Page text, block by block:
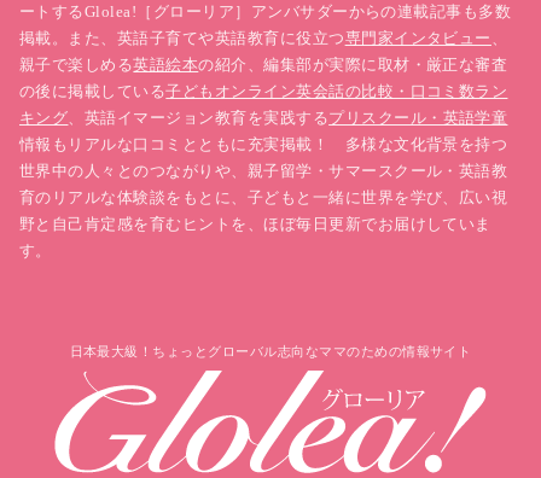
ートするGlolea!［グローリア］アンバサダーからの連載記事も多数
掲載。また、英語子育てや英語教育に役立つ専門家インタビュー
親子で楽しめる英語絵本の紹介、編集部が実際に取材・厳正な審査
の後に掲載している子どもオンライン英会話の比較・口コミ数ラン
キング 、英語イマージョン教育を実践するプリスクール・英語学童
情報もリアルな口コミとともに充実掲載！ 多様な文化背景を持つ
世界中の人々とのつながりや、親子留学・サマースクール・英語教
育のリアルな体験談をもとに、子どもと一緒に世界を学び、広い視
野と自己肯定感を育むヒントを、ほぼ毎日更新でお届けしていま
す。
日本最大級！ちょっとグローバル志向なママのための情報サイト